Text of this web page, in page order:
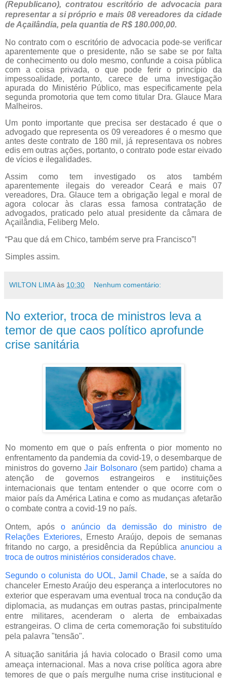
(Republicano), contratou escritório de advocacia para
representar a si próprio e mais 08 vereadores da cidade
de Açailândia, pela quantia de R$ 180.000,00.
No contrato com o escritório de advocacia pode-se verificar
aparentemente que o presidente, não se sabe se por falta
de conhecimento ou dolo mesmo, confunde a coisa pública
com a coisa privada, o que pode ferir o princípio da
impessoalidade, portanto, carece de uma investigação
apurada do Ministério Público, mas especificamente pela
segunda promotoria que tem como titular Dra. Glauce Mara
Malheiros.
Um ponto importante que precisa ser destacado é que o
advogado que representa os 09 vereadores é o mesmo que
antes deste contrato de 180 mil, já representava os nobres
edis em outras ações, portanto, o contrato pode estar eivado
de vícios e ilegalidades.
Assim como tem investigado os atos também
aparentemente ilegais do vereador Ceará e mais 07
vereadores, Dra. Glauce tem a obrigação legal e moral de
agora colocar às claras essa famosa contratação de
advogados, praticado pelo atual presidente da câmara de
Açailândia, Feliberg Melo.
“Pau que dá em Chico, também serve pra Francisco”!
Simples assim.
WILTON LIMA às 10:30 Nenhum comentário:
No exterior, troca de ministros leva a
temor de que caos político aprofunde
crise sanitária
No momento em que o país enfrenta o pior momento no
enfrentamento da pandemia da covid-19, o desembarque de
ministros do governo Jair Bolsonaro (sem partido) chama a
atenção de governos estrangeiros e instituições
internacionais que tentam entender o que ocorre com o
maior país da América Latina e como as mudanças afetarão
o combate contra a covid-19 no país.
Ontem, apóso anúncio da demissão do ministro de
Relações Exteriores, Ernesto Araújo, depois de semanas
fritando no cargo, a presidência da República anunciou a
troca de outros ministérios considerados chave.
Segundo o colunista do UOL, Jamil Chade, se a saída do
chanceler Ernesto Araújo deu esperança a interlocutores no
exterior que esperavam uma eventual troca na condução da
diplomacia, as mudanças em outras pastas, principalmente
entre militares, acenderam o alerta de embaixadas
estrangeiras. O clima de certa comemoração foi substituído
pela palavra "tensão".
A situação sanitária já havia colocado o Brasil como uma
ameaça internacional. Mas a nova crise política agora abre
temores de que o país mergulhe numa crise institucional e